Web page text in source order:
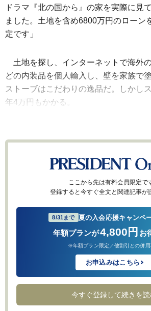
ドラマ『北の国から』の家を実際に見
ました。土地を含め6800万円のローン
定です」
土地を探し、インターネットで海外
どの内装品を個人輸入し、壁を家族で
ストーブはこだわりの逸品だ。しかし
年4万円もかかる。
ここから先は有料会員限定で
登録すると今すぐ全文と関連記事が
8/31まで 夏の入会応援キャンペ
年額プランが4,800円 お
※年額プラン限定／他割引との併
お申込みはこちら
今すぐ登録して続きを読